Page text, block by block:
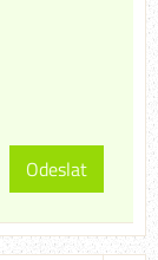
Odeslat